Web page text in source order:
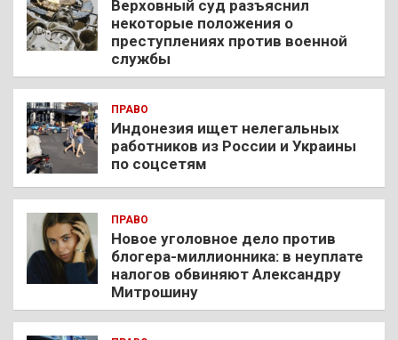
Верховный суд разъяснил
некоторые положения о
преступлениях против военной
службы
ПРАВО
Индонезия ищет нелегальных
работников из России и Украины
по соцсетям
ПРАВО
Новое уголовное дело против
блогера-миллионника: в неуплате
налогов обвиняют Александру
Митрошину